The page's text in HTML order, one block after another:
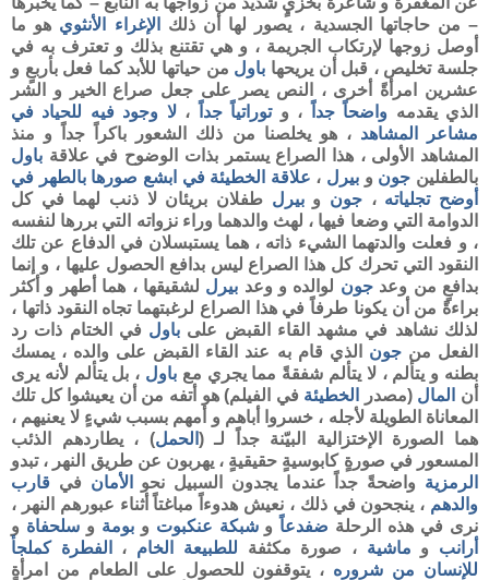
– من حاجاتها الجسدية ، يصور لها أن ذلك
الإغراء الأنثوي هو ما
أوصل زوجها لإرتكاب الجريمة ، و هي تقتنع بذلك و تعترف به في
جلسة تخليص ، قبل أن يريحها باول من حياتها للأبد كما فعل بأربعٍ و
عشرين امرأةً أخرى ، النص يصر على جعل صراع الخير و الشر
الذي يقدمه واضحاً جداً ، وتوراتياً جداً ،لا وجود فيه للحياد في
مشاعر المشاهد ، هو يخلصنا من ذلك الشعور باكراً جداً و منذ
المشاهد الأولى ، هذا الصراع يستمر بذات الوضوح في علاقة باول
بالطفلين جون و بيرل ، علاقة
الخطيئة في ابشع صورها بالطهر في
أوضح تجلياته ، جون وبيرل طفلان بريئان لا ذنب لهما في كل
الدوامة التي وضعا فيها ، لهث والدهما وراء نزواته التي بررها لنفسه
، و فعلت والدتهما الشيء ذاته ، هما يستبسلان في الدفاع عن تلك
النقود التي تحرك كل هذا الصراع ليس بدافع الحصول عليها ، و إنما
بدافعٍ من وعدجون لوالده و وعد بيرل لشقيقها ، هما أطهر و أكثر
براءةً من أن يكونا طرفاً في هذا الصراع لرغبتهما تجاه النقود ذاتها ،
لذلك نشاهد في مشهد القاء القبض على باول في الختام ذات رد
الفعل منجون الذي قام به عند القاء القبض على والده ، يمسك
بطنه و يتألم ، لا يتألم شفقةً مما يجري مع باول ، بل يتألم لأنه يرى
أن
المال (مصدر الخطيئة في الفيلم) هو أتفه من أن يعيشوا كل تلك
المعاناة الطويلة لأجله ، خسروا أباهم و أمهم بسبب شيءٍ لا يعنيهم ،
هما الصورة الإختزالية البيّنة جداً لـ ( الحمل) ، يطاردهم الذئب
المسعور في صورةٍ كابوسيةٍ حقيقيةٍ ، يهربون عن طريق النهر ، تبدو
الرمزية واضحةً جداً عندما يجدون السبيل نحو الأمان في قارب
والدهم ، ينجحون في ذلك ، نعيش هدوءاً مباغتاً أثناء عبورهم النهر ،
نرى في هذه الرحلة ضفدعاً وشبكة عنكبوت وبومة وسلحفاة و
أرانب و ماشية ، صورة مكثفة للطبيعة الخام ،
الفطرة كملجأ
للإنسان من شروره ، يتوقفون للحصول على الطعام من امرأةٍ